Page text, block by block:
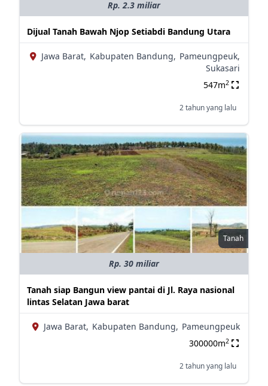
Rp. 2.3 miliar
Dijual Tanah Bawah Njop Setiabdi Bandung Utara
Jawa Barat, Kabupaten Bandung, Pameungpeuk,
Sukasari
547m2
2 tahun yang lalu
Tanah
Rp. 30 miliar
Tanah siap Bangun view pantai di Jl. Raya nasional
lintas Selatan Jawa barat
Jawa Barat, Kabupaten Bandung, Pameungpeuk
300000m2
2 tahun yang lalu